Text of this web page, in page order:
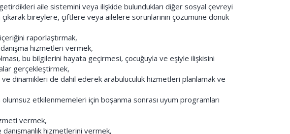
aile sistemini veya ilişkide bulundukları diğer sosyal çevreyi
bireylere, çiftlere veya ailelere sorunlarının çözümüne dönük
raporlaştırmak,
hizmetleri vermek,
bu bilgilerini hayata geçirmesi, çocuğuyla ve eşiyle ilişkisini
gerçekleştirmek,
dinamikleri de dahil ederek arabuluculuk hizmetleri planlamak ve
etkilenmemeleri için boşanma sonrası uyum programları
vermek,
hizmetlerini vermek,